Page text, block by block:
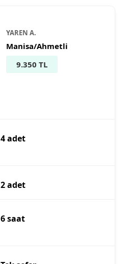
YAREN A.
Manisa/Ahmetli
9.350 TL
4 adet
2 adet
6 saat